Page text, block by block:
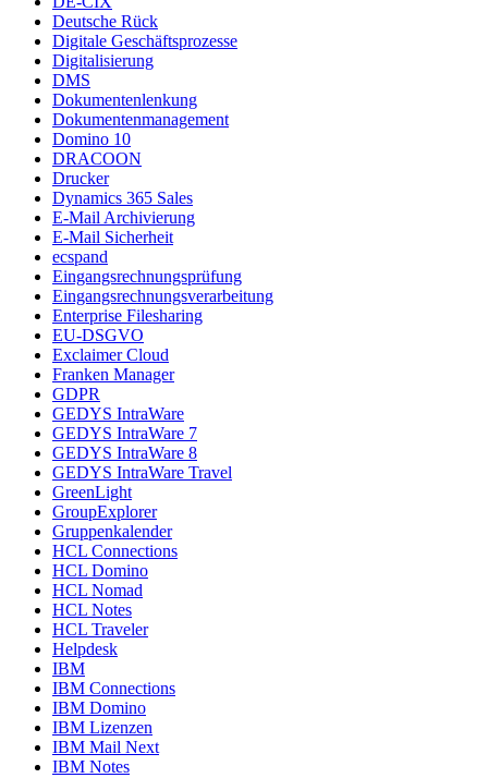
Deutsche Rück
Digitale Geschäftsprozesse
Digitalisierung
DMS
Dokumentenlenkung
Dokumentenmanagement
Domino 10
DRACOON
Drucker
Dynamics 365 Sales
E-Mail Archivierung
E-Mail Sicherheit
ecspand
Eingangsrechnungsprüfung
Eingangsrechnungsverarbeitung
Enterprise Filesharing
EU-DSGVO
Exclaimer Cloud
Franken Manager
GDPR
GEDYS IntraWare
GEDYS IntraWare 7
GEDYS IntraWare 8
GEDYS IntraWare Travel
GreenLight
GroupExplorer
Gruppenkalender
HCL Connections
HCL Domino
HCL Nomad
HCL Notes
HCL Traveler
Helpdesk
IBM
IBM Connections
IBM Domino
IBM Lizenzen
IBM Mail Next
IBM Notes